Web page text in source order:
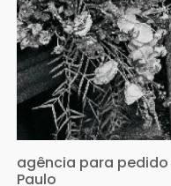
agência para
Paulo